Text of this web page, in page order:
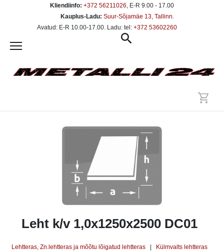
Kliendiinfo: +372 56211026, E-R 9.00 - 17.00
Kauplus-Ladu: Suur-Sõjamäe 13, Tallinn.
Avatud: E-R 10.00-17.00. Ladu: tel: +372 53602260
Leht k/v 1,0x1250x2500 DC01
Lehtteras, Zn.lehtteras ja mõõtu lõigatud lehtteras
Külmvalts lehtteras